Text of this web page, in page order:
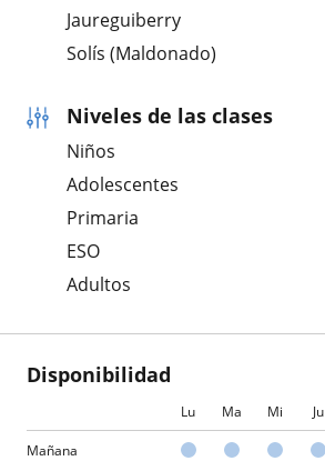
Jaureguiberry
Solís (Maldonado)
Niveles de las clases
Niños
Adolescentes
Primaria
ESO
Adultos
Disponibilidad
Lu Ma Mi Ju
Mañana